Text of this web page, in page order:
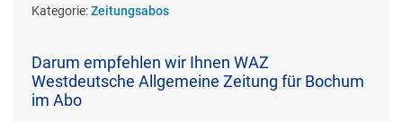
Kategorie:Zeitungsabos
Darum empfehlen wir Ihnen WAZ
Westdeutsche Allgemeine Zeitung für Bochum
im Abo